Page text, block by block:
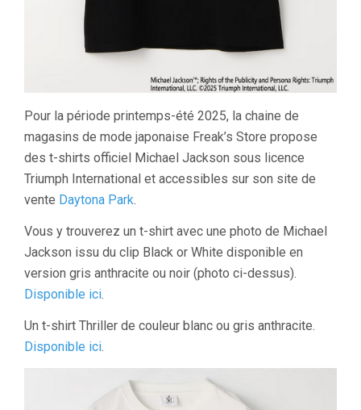
Pour la période printemps-été 2025, la chaine de
magasins de mode japonaise Freak’s Store propose
des t-shirts officiel Michael Jackson sous licence
Triumph International et accessibles sur son site de
vente Daytona Park.
Vous y trouverez un t-shirt avec une photo de Michael
Jackson issu du clip Black or White disponible en
version gris anthracite ou noir (photo ci-dessus).
Disponible ici.
Un t-shirt Thriller de couleur blanc ou gris anthracite.
Disponible ici.